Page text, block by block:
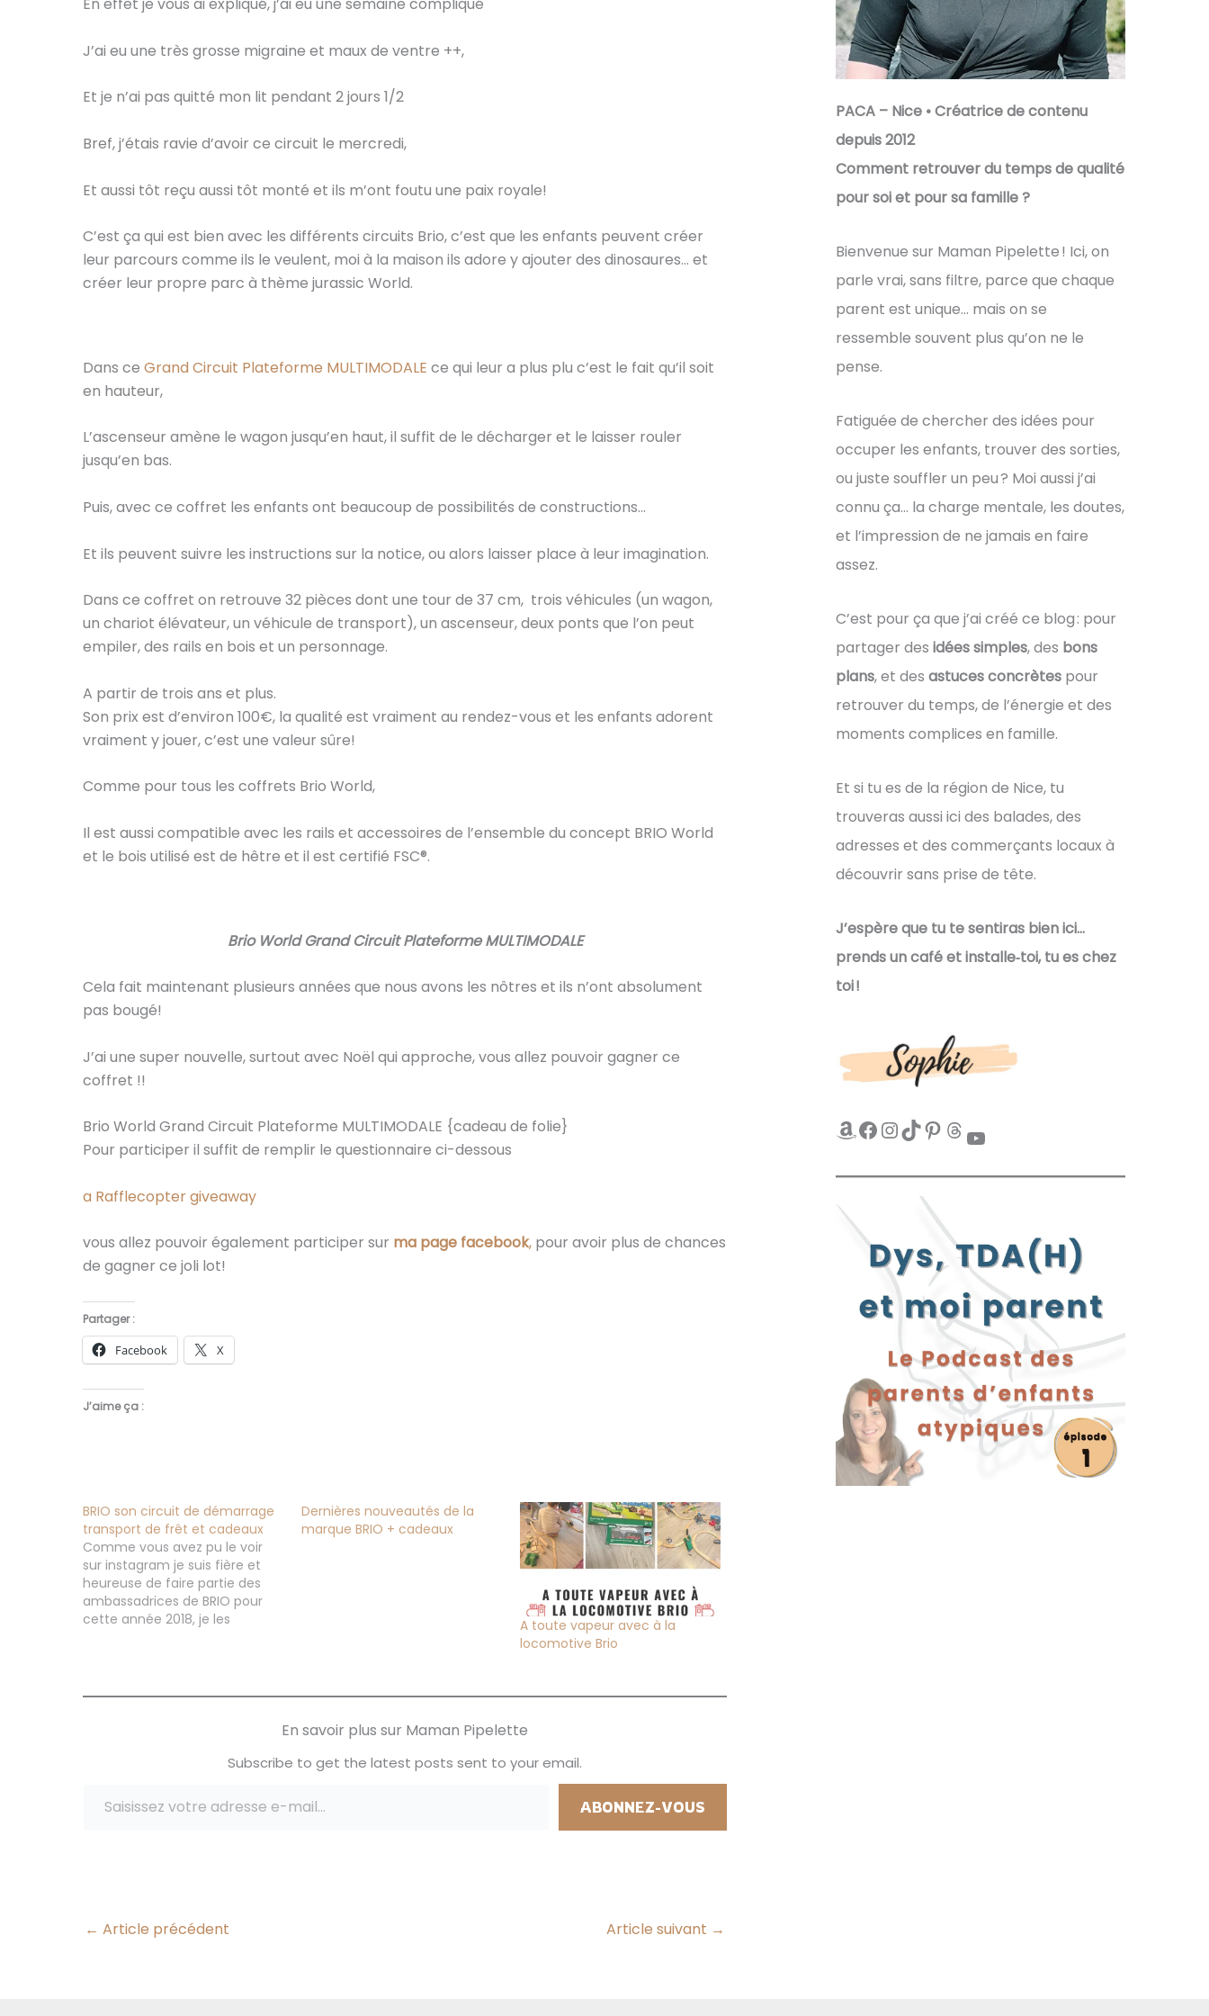
En effet je vous ai expliqué, j’ai eu une semaine compliqué
J’ai eu une très grosse migraine et maux de ventre ++,
Et je n’ai pas quitté mon lit pendant 2 jours 1/2
Bref, j’étais ravie d’avoir ce circuit le mercredi,
Et aussi tôt reçu aussi tôt monté et ils m’ont foutu une paix royale!
C’est ça qui est bien avec les différents circuits Brio, c’est que les enfants peuvent créer
leur parcours comme ils le veulent, moi à la maison ils adore y ajouter des dinosaures… et
créer leur propre parc à thème jurassic World.
Dans ce Grand Circuit Plateforme MULTIMODALE ce qui leur a plus plu c’est le fait qu’il soit
en hauteur,
L’ascenseur amène le wagon jusqu’en haut, il suffit de le décharger et le laisser rouler
jusqu’en bas.
Puis, avec ce coffret les enfants ont beaucoup de possibilités de constructions…
Et ils peuvent suivre les instructions sur la notice, ou alors laisser place à leur imagination.
Dans ce coffret on retrouve 32 pièces dont une tour de 37 cm, trois véhicules (un wagon,
un chariot élévateur, un véhicule de transport), un ascenseur, deux ponts que l’on peut
empiler, des rails en bois et un personnage.
A partir de trois ans et plus.
Son prix est d’environ 100€, la qualité est vraiment au rendez-vous et les enfants adorent
vraiment y jouer, c’est une valeur sûre!
Comme pour tous les coffrets Brio World,
Il est aussi compatible avec les rails et accessoires de l’ensemble du concept BRIO World
et le bois utilisé est de hêtre et il est certifié FSC®.
Brio World Grand Circuit Plateforme MULTIMODALE
Cela fait maintenant plusieurs années que nous avons les nôtres et ils n’ont absolument
pas bougé!
J’ai une super nouvelle, surtout avec Noël qui approche, vous allez pouvoir gagner ce
coffret !!
Brio World Grand Circuit Plateforme MULTIMODALE {cadeau de folie}
Pour participer il suffit de remplir le questionnaire ci-dessous
a Rafflecopter giveaway
vous allez pouvoir également participer sur ma page facebook, pour avoir plus de chances
de gagner ce joli lot!
Partager :
Facebook X
J’aime ça :
BRIO son circuit de démarrage
transport de frêt et cadeaux
Comme vous avez pu le voir
sur instagram je suis fière et
heureuse de faire partie des
ambassadrices de BRIO pour
cette année 2018, je les
à gagner!!! Brio est une marque
Dernières nouveautés de la
marque BRIO + cadeaux
A toute vapeur avec à la
locomotive Brio
En savoir plus sur Maman Pipelette
Subscribe to get the latest posts sent to your email.
ABONNEZ-VOUS
← Article précédent Article suivant →
PACA – Nice • Créatrice de contenu
depuis 2012
Comment retrouver du temps de qualité
pour soi et pour sa famille ?
Bienvenue sur Maman Pipelette ! Ici, on
parle vrai, sans filtre, parce que chaque
parent est unique… mais on se
ressemble souvent plus qu’on ne le
pense.
Fatiguée de chercher des idées pour
occuper les enfants, trouver des sorties,
ou juste souffler un peu ? Moi aussi j’ai
connu ça… la charge mentale, les doutes,
et l’impression de ne jamais en faire
assez.
C’est pour ça que j’ai créé ce blog : pour
partager desidées simples, des bons
plans, et desastuces concrètes pour
retrouver du temps, de l’énergie et des
moments complices en famille.
Et si tu es de la région de Nice, tu
trouveras aussi ici des balades, des
adresses et des commerçants locaux à
découvrir sans prise de tête.
J’espère que tu te sentiras bien ici…
prends un café et installe‑toi, tu es chez
toi !
Amazon Facebook InstagramTikTok Pinterest Threads YouTube